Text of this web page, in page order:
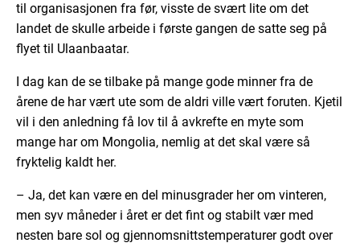
til organisasjonen fra før, visste de svært lite om det
landet de skulle arbeide i første gangen de satte seg på
flyet til Ulaanbaatar.
I dag kan de se tilbake på mange gode minner fra de
årene de har vært ute som de aldri ville vært foruten. Kjetil
vil i den anledning få lov til å avkrefte en myte som
mange har om Mongolia, nemlig at det skal være så
fryktelig kaldt her.
– Ja, det kan være en del minusgrader her om vinteren,
men syv måneder i året er det fint og stabilt vær med
nesten bare sol og gjennomsnittstemperaturer godt over